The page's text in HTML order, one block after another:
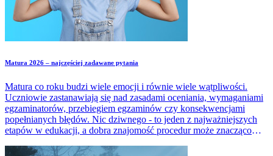
Matura 2026 – najczęściej zadawane pytania
Matura co roku budzi wiele emocji i równie wiele wątpliwości.
Uczniowie zastanawiają się nad zasadami oceniania, wymaganiami
egzaminatorów, przebiegiem egzaminów czy konsekwencjami
popełnianych błędów. Nic dziwnego - to jeden z najważniejszych
etapów w edukacji, a dobra znajomość procedur może znacząco
pytania dotyczące matury i udzieliliśmy na nie prostych, rzetelnych